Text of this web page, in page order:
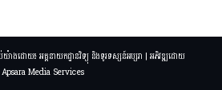
ាងដោយ៖ អគ្គនាយកដ្ឋានវិទ្យុ និងទូរទស្សន៍អប្សរា | អភិវឌ្ឍដោយ
Apsara Media Services